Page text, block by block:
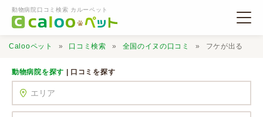
動物病院口コミ検索 カルーペット
Calooペット 口コミ検索 全国のイヌの口コミ フケが出る
動物病院を探す | 口コミを探す